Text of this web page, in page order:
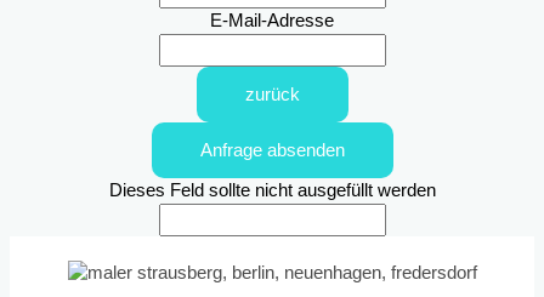
E-Mail-Adresse
zurück
Anfrage absenden
Dieses Feld sollte nicht ausgefüllt werden